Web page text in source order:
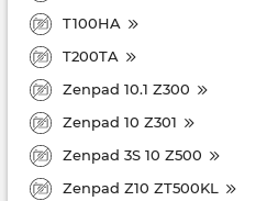
T100HA
T200TA
Zenpad 10.1 Z300
Zenpad 10 Z301
Zenpad 3S 10 Z500
Zenpad Z10 ZT500KL